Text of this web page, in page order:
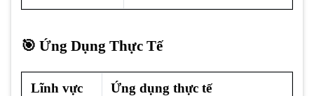
🎯 Ứng Dụng Thực Tế
Lĩnh vực Ứng dụng thực tế